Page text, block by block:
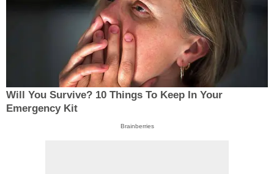
Will You Survive? 10 Things To Keep In Your
Emergency Kit
Brainberries